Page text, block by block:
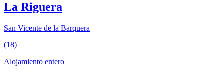
La Riguera
San Vicente de la Barquera
(18)
Alojamiento entero